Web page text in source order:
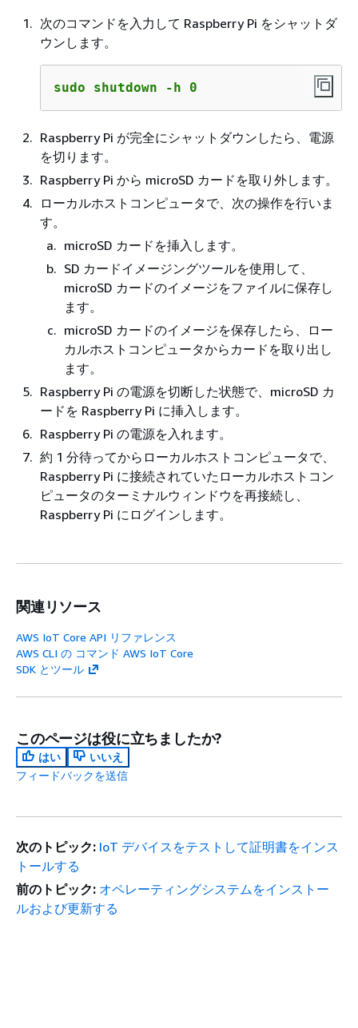
次のコマンドを入力して Raspberry Pi をシャットダ
ウンします。
sudo shutdown -h 0
Raspberry Pi が完全にシャットダウンしたら、電源
を切ります。
Raspberry Pi から microSD カードを取り外します。
ローカルホストコンピュータで、次の操作を行いま
す。
microSD カードを挿入します。
SD カードイメージングツールを使用して、
microSD カードのイメージをファイルに保存し
ます。
microSD カードのイメージを保存したら、ロー
カルホストコンピュータからカードを取り出し
ます。
Raspberry Pi の電源を切断した状態で、microSD カ
ードを Raspberry Pi に挿入します。
Raspberry Pi の電源を入れます。
約 1 分待ってからローカルホストコンピュータで、
Raspberry Pi に接続されていたローカルホストコン
ピュータのターミナルウィンドウを再接続し、
Raspberry Pi にログインします。
関連リソース
AWS IoT Core API リファレンス
AWS CLI の コマンド AWS IoT Core
SDK とツール
このページは役に立ちましたか?
はい
いいえ
フィードバックを送信
次のトピック: IoT デバイスをテストして証明書をインス
トールする
前のトピック: オペレーティングシステムをインストー
ルおよび更新する